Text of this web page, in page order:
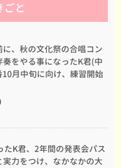
ごと
、秋の文化祭の合唱コン
をやる事になったK君(中
月中旬に向け、練習開始
たK君、2年間の発表会パス
力をつけ、なかなかの大